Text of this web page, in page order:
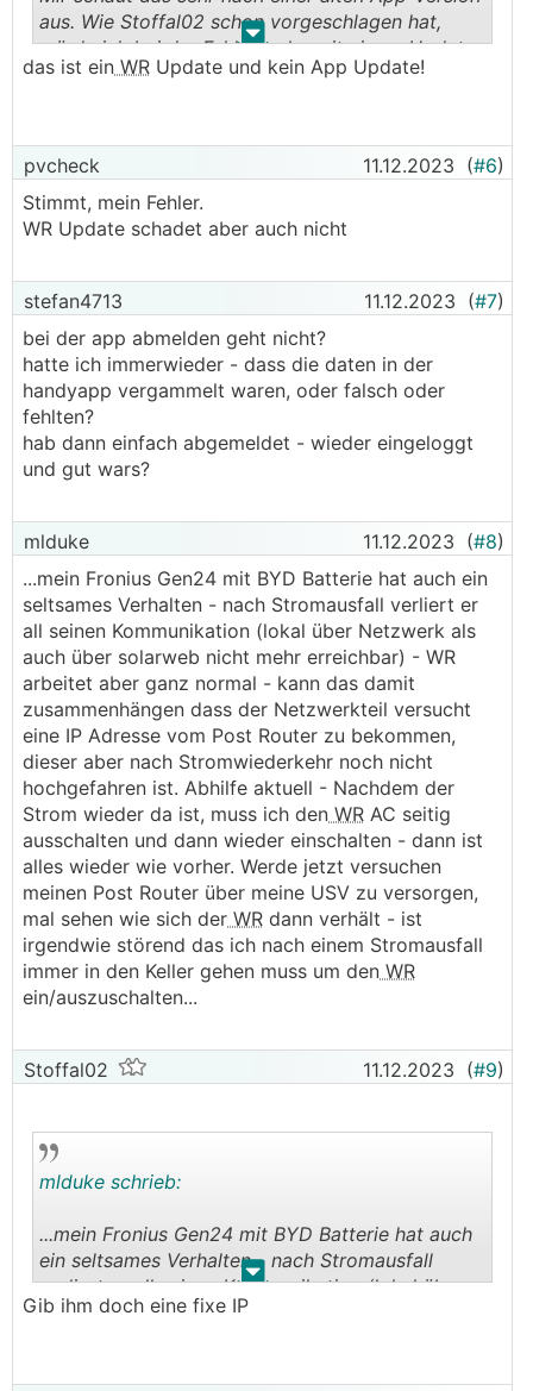
. .
aus. Wie Stoffal02 schon vorgeschlagen hat,
würde ich bei der Fehlersuche mit einem Update
starten.
das ist ein WR Update und kein App Update!
pvcheck 11.12.2023 (#6)
Stimmt, mein Fehler.
WR Update schadet aber auch nicht
stefan4713 11.12.2023 (#7)
bei der app abmelden geht nicht?
hatte ich immerwieder - dass die daten in der
handyapp vergammelt waren, oder falsch oder
fehlten?
hab dann einfach abgemeldet - wieder eingeloggt
und gut wars?
mlduke 11.12.2023 (#8)
...mein Fronius Gen24 mit BYD Batterie hat auch ein
seltsames Verhalten - nach Stromausfall verliert er
all seinen Kommunikation (lokal über Netzwerk als
auch über solarweb nicht mehr erreichbar) - WR
arbeitet aber ganz normal - kann das damit
zusammenhängen dass der Netzwerkteil versucht
eine IP Adresse vom Post Router zu bekommen,
dieser aber nach Stromwiederkehr noch nicht
hochgefahren ist. Abhilfe aktuell - Nachdem der
Strom wieder da ist, muss ich den WR AC seitig
ausschalten und dann wieder einschalten - dann ist
alles wieder wie vorher. Werde jetzt versuchen
meinen Post Router über meine USV zu versorgen,
mal sehen wie sich der WR dann verhält - ist
irgendwie störend das ich nach einem Stromausfall
immer in den Keller gehen muss um den WR
ein/auszuschalten...
Stoffal02 11.12.2023 (#9)
. .
mlduke schrieb:
...mein Fronius Gen24 mit BYD Batterie hat auch
ein seltsames Verhalten - nach Stromausfall
verliert er all seinen Kommunikation (lokal über
Netzwerk als auch über solarweb nicht mehr
Gib ihm doch eine fixe IP